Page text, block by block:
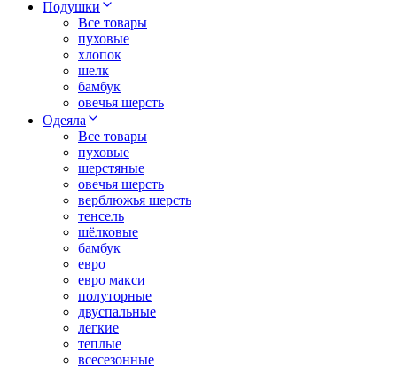
Подушки
Все товары
пуховые
хлопок
шелк
бамбук
овечья шерсть
Одеяла
Все товары
пуховые
шерстяные
овечья шерсть
верблюжья шерсть
тенсель
шёлковые
бамбук
евро
евро макси
полуторные
двуспальные
легкие
теплые
всесезонные